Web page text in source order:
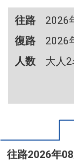
往路
2026
復路
2026
人数
大人
往路2026年08